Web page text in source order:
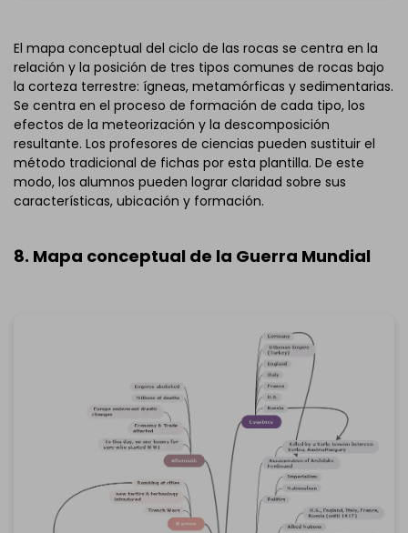
Haz clic para descargar y utilizar esta plantilla.
*El archivoemmxnecesita abrirse en EdrawMind.
Si aún no tienes EdrawMind, descargaEdrawMindgratis
abajo.
También puedes probar EdrawMind Onlinegratis
abajo.
El mapa conceptual del ciclo de las rocas se centra en la
relación y la posición de tres tipos comunes de rocas bajo
la corteza terrestre: ígneas, metamórficas y sedimentarias.
Se centra en el proceso de formación de cada tipo, los
efectos de la meteorización y la descomposición
resultante. Los profesores de ciencias pueden sustituir el
método tradicional de fichas por esta plantilla. De este
modo, los alumnos pueden lograr claridad sobre sus
características, ubicación y formación.
8. Mapa conceptual de la Guerra Mundial